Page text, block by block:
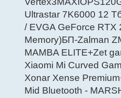
Ultrastar 7K6000 12
/ EVGA GeForce RTX
Мemory)БП-Zalman
MAMBA ELITE+Zet
Xiaomi Mi Curved
Xonar Xense
Mid Bluetooth -